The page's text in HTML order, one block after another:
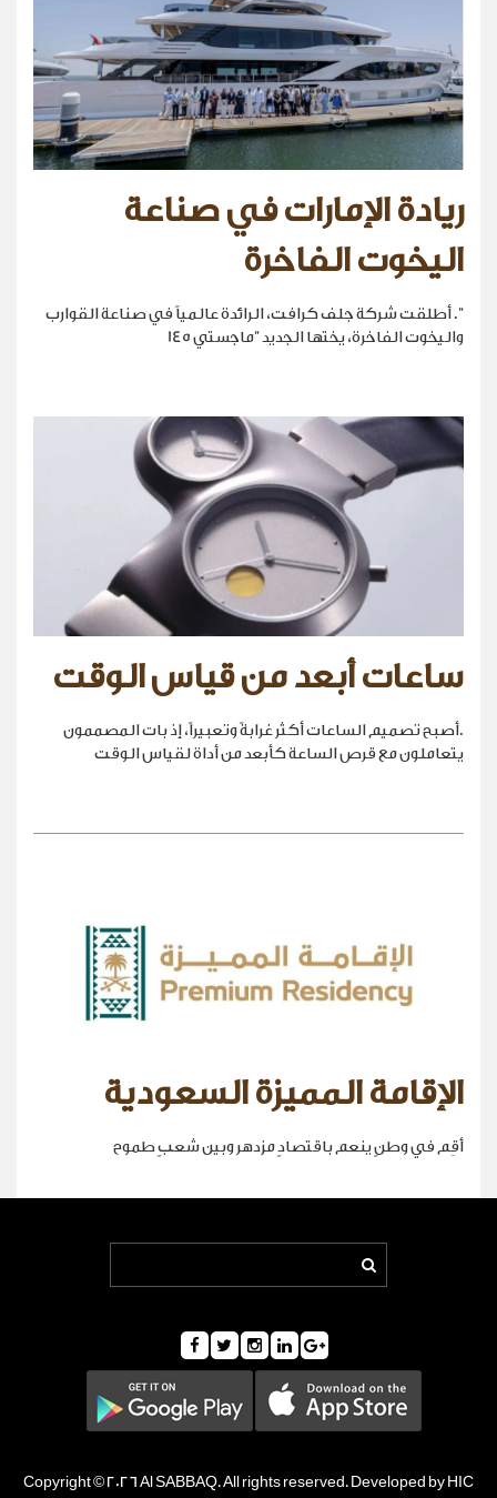
ريادة الإمارات في صناعة
اليخوت الفاخرة
". أطلقت شركة جلف كرافت، الرائدة عالمياً في صناعة القوارب
واليخوت الفاخرة، يختها الجديد "ماجستي 145
ساعات أبعد من قياس الوقت
.أصبح تصميم الساعات أكثر غرابةً وتعبيراً، إذ بات المصممون
يتعاملون مع قرص الساعة كأبعد من أداة لقياس الوقت
الإقامة المميزة السعودية
أقِم في وطنٍ ينعم باقتصادٍ مزدهر وبين شعبٍ طموح
Copyright © 2026 Al SABBAQ. All rights reserved. Developed by HIC